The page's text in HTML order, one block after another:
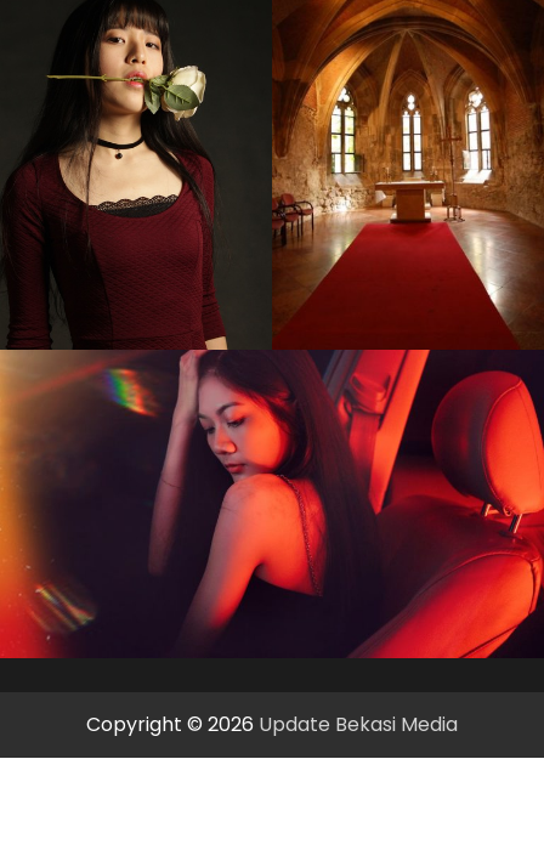
Copyright © 2026 Update Bekasi Media